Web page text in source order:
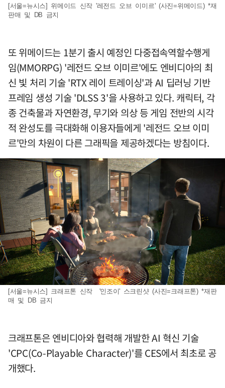
[서울=뉴시스] 위메이드 신작 '레전드 오브 이미르' (사진=위메이드) *재
판매 및 DB 금지
또 위메이드는 1분기 출시 예정인 다중접속역할수행게
임(MMORPG) '레전드 오브 이미르'에도 엔비디아의 최
신 빛 처리 기술 'RTX 레이 트레이싱'과 AI 딥러닝 기반
프레임 생성 기술 'DLSS 3'을 사용하고 있다. 캐릭터, 각
종 건축물과 자연환경, 무기와 의상 등 게임 전반의 시각
적 완성도를 극대화해 이용자들에게 '레전드 오브 이미
르'만의 차원이 다른 그래픽을 제공하겠다는 방침이다.
[서울=뉴시스] 크래프톤 신작 '인조이' 스크린샷 (사진=크래프톤) *재판
매 및 DB 금지
크래프톤은 엔비디아와 협력해 개발한 AI 혁신 기술
'CPC(Co-Playable Character)'를 CES에서 최초로 공
개했다.